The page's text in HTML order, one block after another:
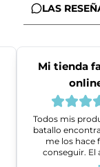
LAS
Mi tienda
Todos mis
batallo
me los hace
conseguir. El
ventas es